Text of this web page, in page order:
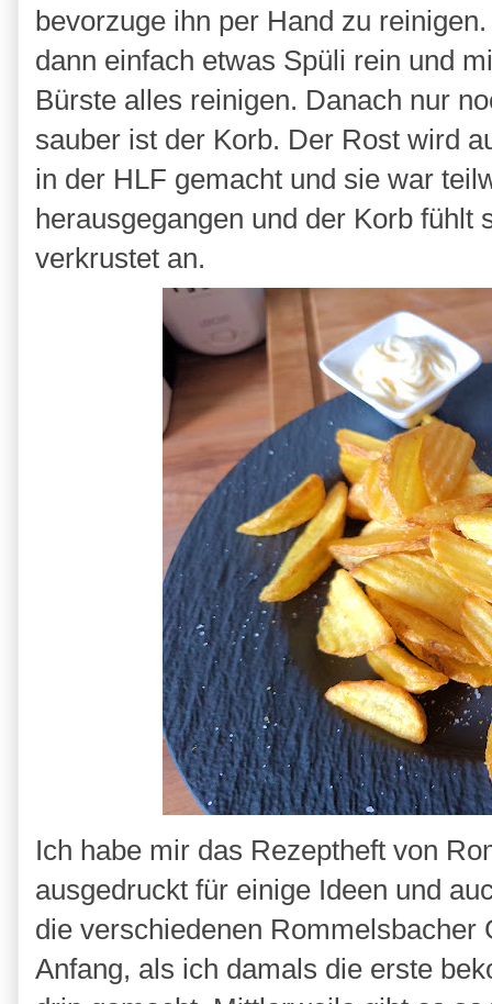
bevorzuge ihn per Hand zu
dann einfach etwas Spüli rein und
Bürste alles reinigen. Danach nur
sauber ist der Korb. Der Rost wird
in der HLF gemacht und sie war
herausgegangen und der Korb fühlt
verkrustet an.
Ich habe mir das Rezeptheft von
ausgedruckt für einige Ideen und
die verschiedenen Rommelsbacher
Anfang, als ich damals die erste